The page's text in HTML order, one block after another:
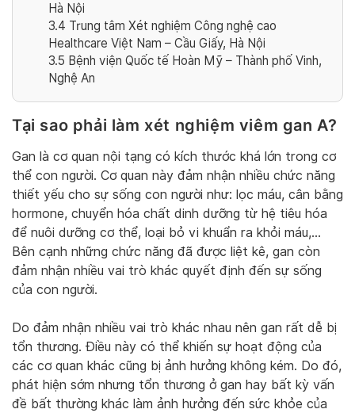
Hà Nội
3.4 Trung tâm Xét nghiệm Công nghệ cao
Healthcare Việt Nam – Cầu Giấy, Hà Nội
3.5 Bệnh viện Quốc tế Hoàn Mỹ – Thành phố Vinh,
Nghệ An
Tại sao phải làm xét nghiệm viêm gan A?
Gan là cơ quan nội tạng có kích thước khá lớn trong cơ
thể con người. Cơ quan này đảm nhận nhiều chức năng
thiết yếu cho sự sống con người như: lọc máu, cân bằng
hormone, chuyển hóa chất dinh dưỡng từ hệ tiêu hóa
để nuôi dưỡng cơ thể, loại bỏ vi khuẩn ra khỏi máu,…
Bên cạnh những chức năng đã được liệt kê, gan còn
đảm nhận nhiều vai trò khác quyết định đến sự sống
của con người.
Do đảm nhận nhiều vai trò khác nhau nên gan rất dễ bị
tổn thương. Điều này có thể khiến sự hoạt động của
các cơ quan khác cũng bị ảnh hưởng không kém. Do đó,
phát hiện sớm nhưng tổn thương ở gan hay bất kỳ vấn
đề bất thường khác làm ảnh hưởng đến sức khỏe của